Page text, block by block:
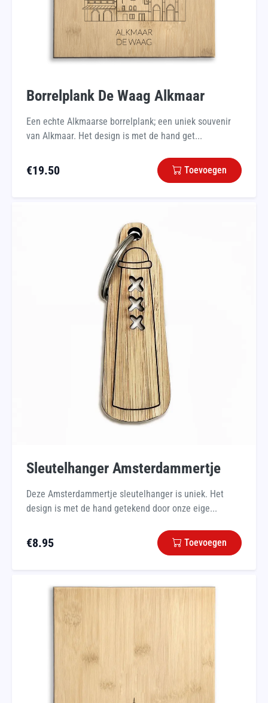
Borrelplank De Waag Alkmaar
Een echte Alkmaarse borrelplank; een uniek souvenir
van Alkmaar. Het design is met de hand get...
€19.50 Toevoegen
Sleutelhanger Amsterdammertje
Deze Amsterdammertje sleutelhanger is uniek. Het
design is met de hand getekend door onze eige...
€8.95 Toevoegen